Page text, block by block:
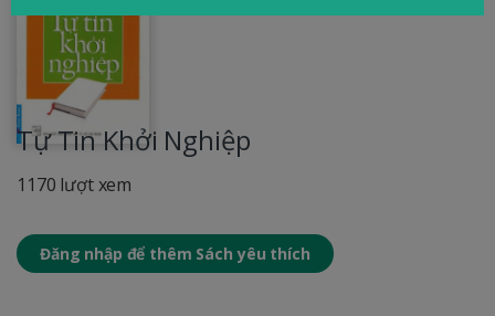
Tự Tin Khởi Nghiệp
1170 lượt xem
Đăng nhập để thêm Sách yêu thích